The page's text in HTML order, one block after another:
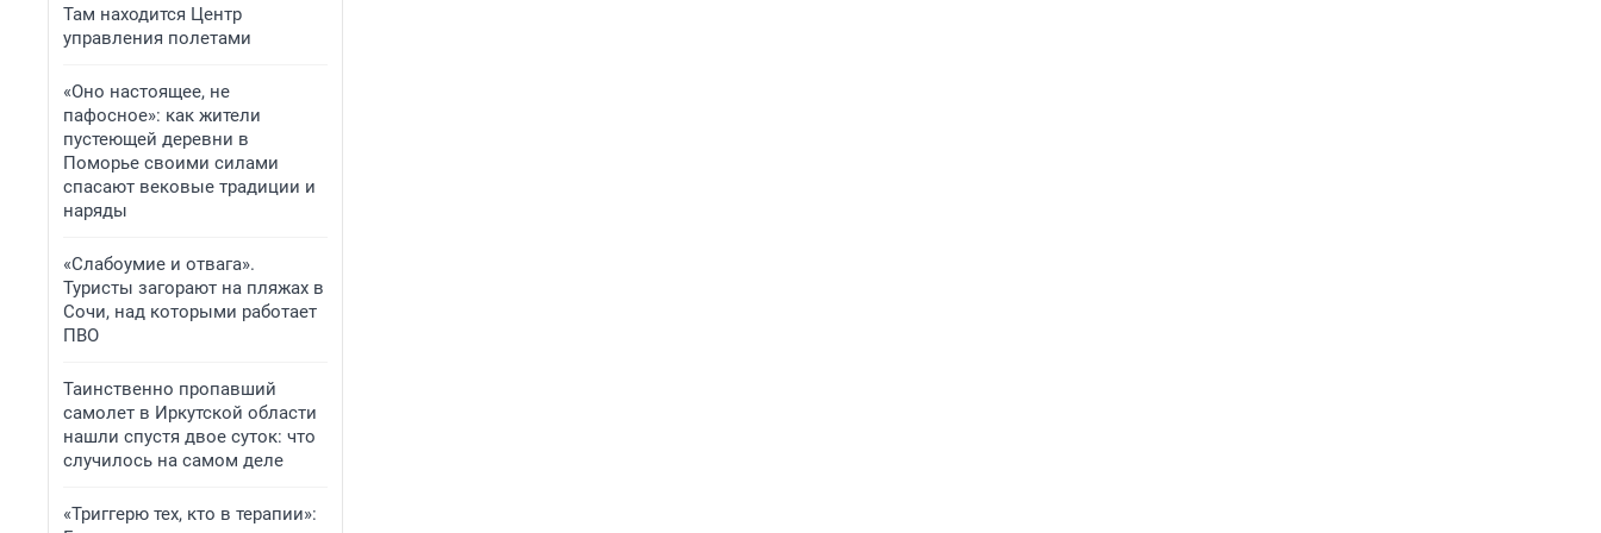
Там находится Центр
управления полетами
«Оно настоящее, не
пафосное»: как жители
пустеющей деревни в
Поморье своими силами
спасают вековые традиции и
наряды
«Слабоумие и отвага».
Туристы загорают на пляжах в
Сочи, над которыми работает
ПВО
Таинственно пропавший
самолет в Иркутской области
нашли спустя двое суток: что
случилось на самом деле
«Триггерю тех, кто в терапии»: